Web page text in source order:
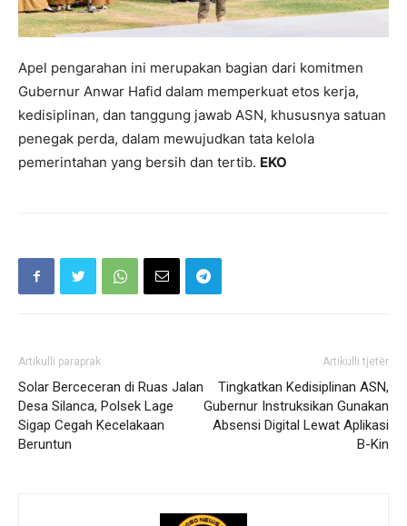
Apel pengarahan ini merupakan bagian dari komitmen
Gubernur Anwar Hafid dalam memperkuat etos kerja,
kedisiplinan, dan tanggung jawab ASN, khususnya satuan
penegak perda, dalam mewujudkan tata kelola
pemerintahan yang bersih dan tertib. EKO
Artikulli paraprak
Solar Berceceran di Ruas Jalan
Desa Silanca, Polsek Lage
Sigap Cegah Kecelakaan
Beruntun
Artikulli tjetër
Tingkatkan Kedisiplinan ASN,
Gubernur Instruksikan Gunakan
Absensi Digital Lewat Aplikasi
B-Kin